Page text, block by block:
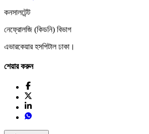
কনসালটেন্ট
নেফ্রোলজি (কিডনি) বিভাগ
এভারকেয়ার হসপিটাল ঢাকা।
শেয়ার করুন